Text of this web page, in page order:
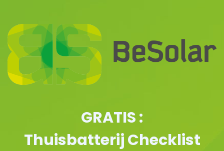
GRATIS :
Thuisbatterij Checklist